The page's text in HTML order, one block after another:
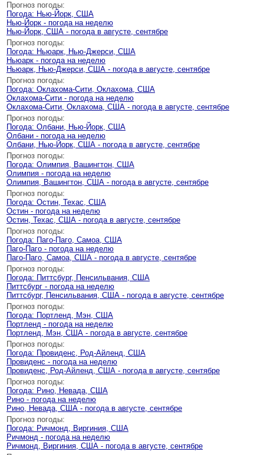
Прогноз погоды:
Погода: Нью-Йорк, США
Нью-Йорк - погода на неделю
Нью-Йорк, США - погода в августе, сентябре
Прогноз погоды:
Погода: Ньюарк, Нью-Джерси, США
Ньюарк - погода на неделю
Ньюарк, Нью-Джерси, США - погода в августе, сентябре
Прогноз погоды:
Погода: Оклахома-Сити, Оклахома, США
Оклахома-Сити - погода на неделю
Оклахома-Сити, Оклахома, США - погода в августе, сентябре
Прогноз погоды:
Погода: Олбани, Нью-Йорк, США
Олбани - погода на неделю
Олбани, Нью-Йорк, США - погода в августе, сентябре
Прогноз погоды:
Погода: Олимпия, Вашингтон, США
Олимпия - погода на неделю
Олимпия, Вашингтон, США - погода в августе, сентябре
Прогноз погоды:
Погода: Остин, Техас, США
Остин - погода на неделю
Остин, Техас, США - погода в августе, сентябре
Прогноз погоды:
Погода: Паго-Паго, Самоа, США
Паго-Паго - погода на неделю
Паго-Паго, Самоа, США - погода в августе, сентябре
Прогноз погоды:
Погода: Питтсбург, Пенсильвания, США
Питтсбург - погода на неделю
Питтсбург, Пенсильвания, США - погода в августе, сентябре
Прогноз погоды:
Погода: Портленд, Мэн, США
Портленд - погода на неделю
Портленд, Мэн, США - погода в августе, сентябре
Прогноз погоды:
Погода: Провиденс, Род-Айленд, США
Провиденс - погода на неделю
Провиденс, Род-Айленд, США - погода в августе, сентябре
Прогноз погоды:
Погода: Рино, Невада, США
Рино - погода на неделю
Рино, Невада, США - погода в августе, сентябре
Прогноз погоды:
Погода: Ричмонд, Виргиния, США
Ричмонд - погода на неделю
Ричмонд, Виргиния, США - погода в августе, сентябре